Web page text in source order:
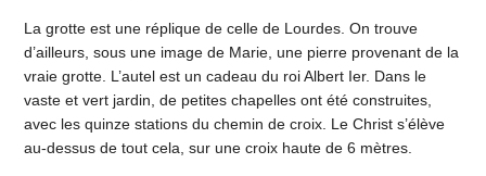
La grotte est une réplique de celle de Lourdes. On trouve
d’ailleurs, sous une image de Marie, une pierre provenant de la
vraie grotte. L’autel est un cadeau du roi Albert Ier. Dans le
vaste et vert jardin, de petites chapelles ont été construites,
avec les quinze stations du chemin de croix. Le Christ s’élève
au-dessus de tout cela, sur une croix haute de 6 mètres.